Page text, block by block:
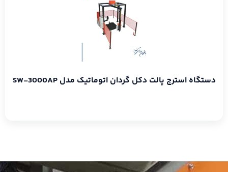
دستگاه استرچ پالت دکل گردان اتوماتیک مدل SW-3000AP